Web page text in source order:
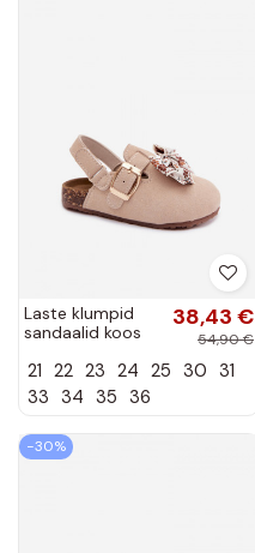
Laste klumpid
sandaalid koos
liivakarva Rosella
38,43 €
54,90 €
21 22 23 24 25 30 31
33 34 35 36
−30%